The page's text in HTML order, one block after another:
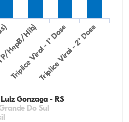
Gonzaga - RS
Do Sul
Hib)
Tríplice Viral - 1° Dose
Tríplice Viral - 2° Dose